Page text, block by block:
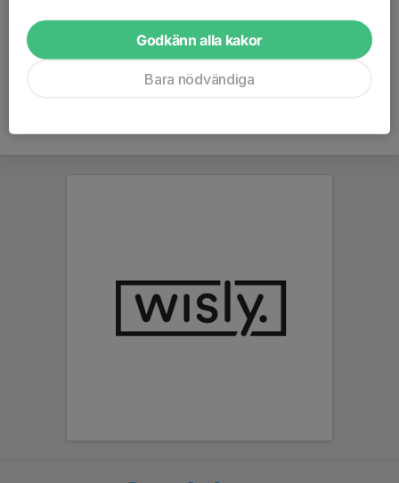
Ålder
36 år
Godkänn alla kakor
Bara nödvändiga